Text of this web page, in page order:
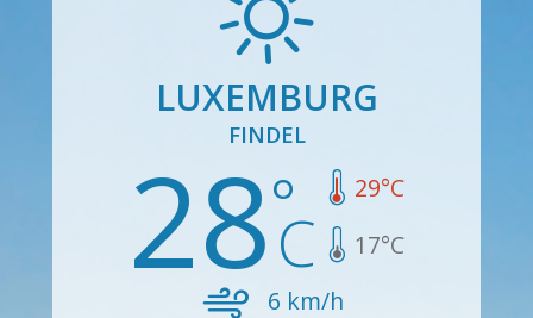
LUXEMBURG
FINDEL
28 29°C
17°C
6 km/h